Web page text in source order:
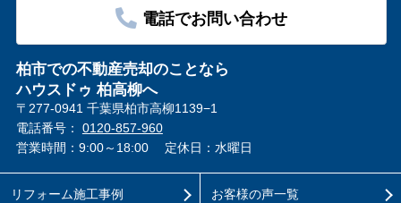
電話でお問い合わせ
柏市での不動産売却のことなら
ハウスドゥ 柏高柳へ
〒277-0941 千葉県柏市高柳1139−1
電話番号： 0120-857-960
営業時間：9:00～18:00
定休日：水曜日
リフォーム施工事例 お客様の声一覧